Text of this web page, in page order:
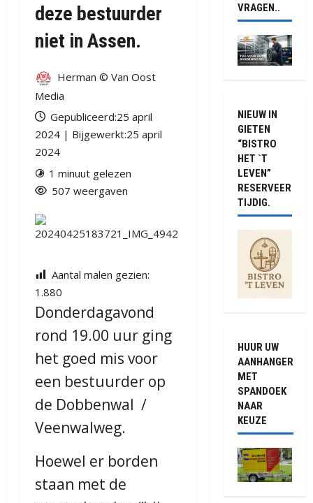
deze bestuurder
niet in Assen.
Herman © Van Oost
Media
Gepubliceerd:25 april
2024 | Bijgewerkt:25 april
2024
1 minuut gelezen
507 weergaven
Aantal malen gezien:
1.880
Donderdagavond
rond 19.00 uur ging
het goed mis voor
een bestuurder op
de Dobbenwal /
Veenwalweg.
Hoewel er borden
staan met de
VRAGEN..
NIEUW IN
GIETEN
“BISTRO
HET `T
LEVEN”
RESERVEER
TIJDIG.
HUUR UW
AANHANGER
MET
SPANDOEK
NAAR
KEUZE